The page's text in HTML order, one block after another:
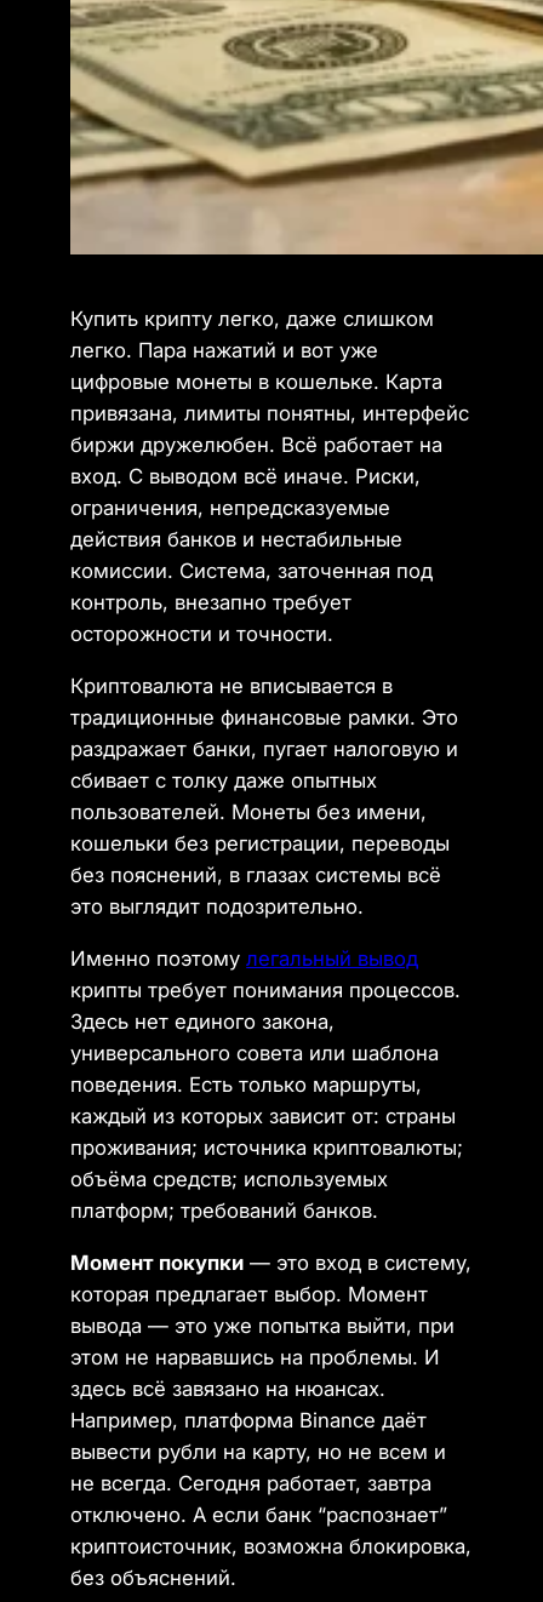
Купить крипту легко, даже слишком
легко. Пара нажатий и вот уже
цифровые монеты в кошельке. Карта
привязана, лимиты понятны, интерфейс
биржи дружелюбен. Всё работает на
вход. С выводом всё иначе. Риски,
ограничения, непредсказуемые
действия банков и нестабильные
комиссии. Система, заточенная под
контроль, внезапно требует
осторожности и точности.
Криптовалюта не вписывается в
традиционные финансовые рамки. Это
раздражает банки, пугает налоговую и
сбивает с толку даже опытных
пользователей. Монеты без имени,
кошельки без регистрации, переводы
без пояснений, в глазах системы всё
это выглядит подозрительно.
Именно поэтомулегальный вывод
крипты требует понимания процессов.
Здесь нет единого закона,
универсального совета или шаблона
поведения. Есть только маршруты,
каждый из которых зависит от: страны
проживания; источника криптовалюты;
объёма средств; используемых
платформ; требований банков.
Момент покупки — это вход в систему,
которая предлагает выбор. Момент
вывода — это уже попытка выйти, при
этом не нарвавшись на проблемы. И
здесь всё завязано на нюансах.
Например, платформа Binance даёт
вывести рубли на карту, но не всем и
не всегда. Сегодня работает, завтра
отключено. А если банк “распознает”
криптоисточник, возможна блокировка,
без объяснений.